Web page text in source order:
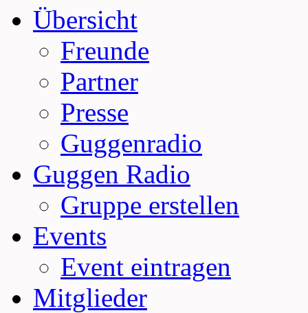
Übersicht
Freunde
Partner
Presse
Guggenradio
Guggen Radio
Gruppe erstellen
Events
Event eintragen
Mitglieder